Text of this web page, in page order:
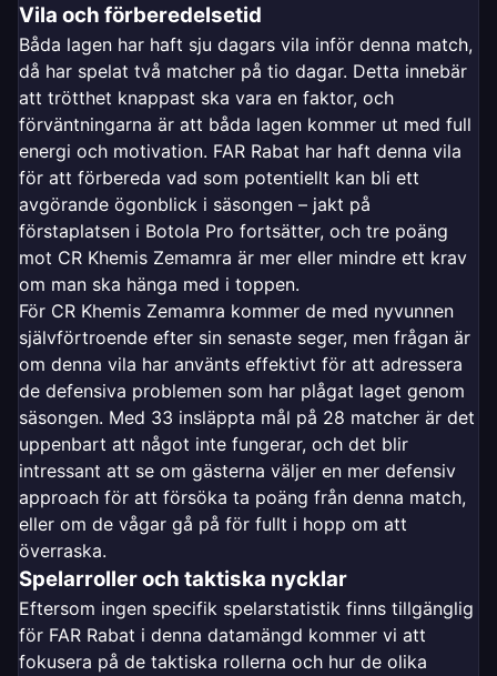
Vila och förberedelsetid
Båda lagen har haft sju dagars vila inför denna match,
då har spelat två matcher på tio dagar. Detta innebär
att trötthet knappast ska vara en faktor, och
förväntningarna är att båda lagen kommer ut med full
energi och motivation. FAR Rabat har haft denna vila
för att förbereda vad som potentiellt kan bli ett
avgörande ögonblick i säsongen – jakt på
förstaplatsen i Botola Pro fortsätter, och tre poäng
mot CR Khemis Zemamra är mer eller mindre ett krav
om man ska hänga med i toppen.
För CR Khemis Zemamra kommer de med nyvunnen
självförtroende efter sin senaste seger, men frågan är
om denna vila har använts effektivt för att adressera
de defensiva problemen som har plågat laget genom
säsongen. Med 33 insläppta mål på 28 matcher är det
uppenbart att något inte fungerar, och det blir
intressant att se om gästerna väljer en mer defensiv
approach för att försöka ta poäng från denna match,
eller om de vågar gå på för fullt i hopp om att
överraska.
Spelarroller och taktiska nycklar
Eftersom ingen specifik spelarstatistik finns tillgänglig
för FAR Rabat i denna datamängd kommer vi att
fokusera på de taktiska rollerna och hur de olika